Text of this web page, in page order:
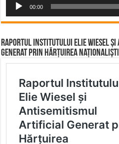
00:00
Raportul Institutului Elie Wiesel
Generat prin Hărțuirea